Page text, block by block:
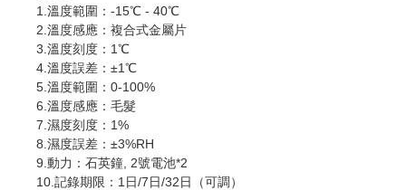
1.溫度範圍：-15℃ - 40℃
2.溫度感應：複合式金屬片
3.溫度刻度：1℃
4.溫度誤差：±1℃
5.溫度範圍：0-100%
6.溫度感應：毛髮
7.濕度刻度：1%
8.濕度誤差：±3%RH
9.動力：石英鐘, 2號電池*2
10.記錄期限：1日/7日/32日（可調）